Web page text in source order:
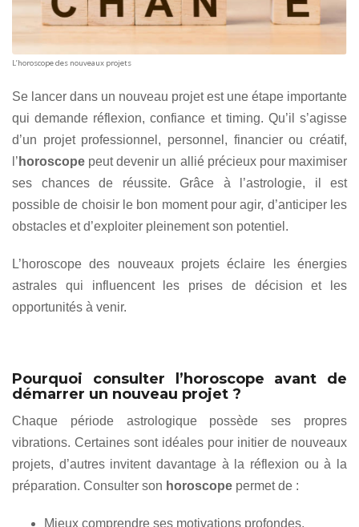
L’horoscope des nouveaux projets
Se lancer dans un nouveau projet est une étape importante
qui demande réflexion, confiance et timing. Qu’il s’agisse
d’un projet professionnel, personnel, financier ou créatif,
l’ horoscope peut devenir un allié précieux pour maximiser
ses chances de réussite. Grâce à l’astrologie, il est
possible de choisir le bon moment pour agir, d’anticiper les
obstacles et d’exploiter pleinement son potentiel.
L’horoscope des nouveaux projets éclaire les énergies
astrales qui influencent les prises de décision et les
opportunités à venir.
Pourquoi consulter l’horoscope avant de
démarrer un nouveau projet ?
Chaque période astrologique possède ses propres
vibrations. Certaines sont idéales pour initier de nouveaux
projets, d’autres invitent davantage à la réflexion ou à la
préparation. Consulter son horoscope permet de :
Mieux comprendre ses motivations profondes,